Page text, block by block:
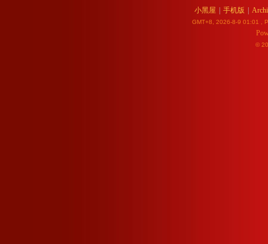
小黑屋 手机版
GMT+8, 2026-8-9 01:01 ,
©